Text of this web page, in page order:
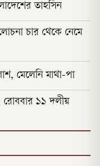
তাহসিন
চার থেকে নেমে
মেলেনি মাথা-পা